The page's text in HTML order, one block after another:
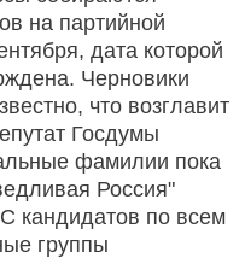
на партийной
дата которой
Черновики
что возглавит
Госдумы
фамилии пока
Россия"
кандидатов по всем
группы